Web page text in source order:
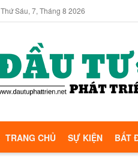
Thứ Sáu, 7, Tháng 8 2026
TRANG CHỦ SỰ KIỆN BẤT